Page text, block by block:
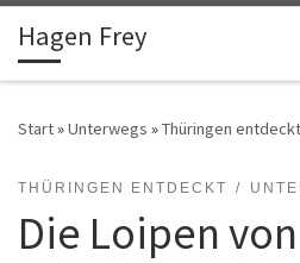
Zum Inhalt springen
Hagen Frey
Start»Unterwegs »Thüringen entdeckt
THÜRINGEN ENTDECKT
Die Loipen